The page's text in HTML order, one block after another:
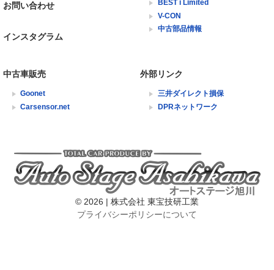
お問い合わせ
インスタグラム
BEST i Limited
V-CON
中古部品情報
中古車販売
Goonet
Carsensor.net
外部リンク
三井ダイレクト損保
DPRネットワーク
© 2026 | 株式会社 東宝技研工業
プライバシーポリシーについて